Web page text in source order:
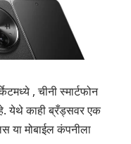
, चीनी स्मार्टफोन
येथे काही ब्रँड्सवर एक
या मोबाईल कंपनीला